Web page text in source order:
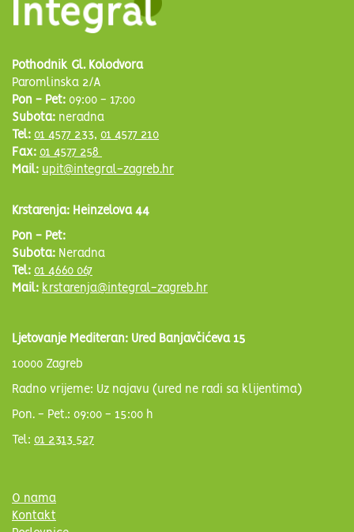
Pothodnik Gl. Kolodvora
Paromlinska 2/A
Pon - Pet: 09:00 - 17:00
Subota: neradna
Tel: 01 4577 233, 01 4577 210
Fax: 01 4577 258
Mail: upit@integral-zagreb.hr
Krstarenja: Heinzelova 44
Pon - Pet:
Subota: Neradna
Tel: 01 4660 067
Mail: krstarenja@integral-zagreb.hr
Ljetovanje Mediteran: Ured Banjavčićeva 15
10000 Zagreb
Radno vrijeme: Uz najavu (ured ne radi sa klijentima)
Pon. - Pet.: 09:00 - 15:00 h
Tel: 01 2313 527
O nama
Kontakt